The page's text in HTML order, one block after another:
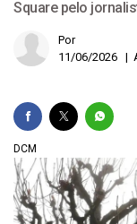
Square pelo
Por
11/06/2026 |
DCM